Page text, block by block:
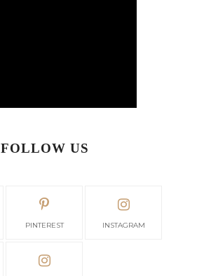
FOLLOW US
PINTEREST INSTAGRAM